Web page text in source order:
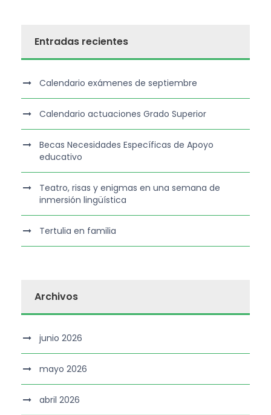
Entradas recientes
Calendario exámenes de septiembre
Calendario actuaciones Grado Superior
Becas Necesidades Específicas de Apoyo
educativo
Teatro, risas y enigmas en una semana de
inmersión lingüística
Tertulia en familia
Archivos
junio 2026
mayo 2026
abril 2026